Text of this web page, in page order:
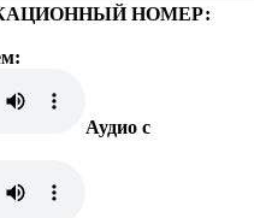
НОМЕР:
Аудио с